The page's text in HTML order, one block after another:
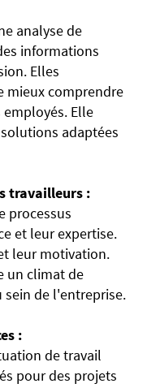
analyse de
informations
Elles
mieux comprendre
Elle
adaptées
travailleurs :
processus
et leur expertise.
leur motivation.
un climat de
de l'entreprise.
:
de travail
pour des projets